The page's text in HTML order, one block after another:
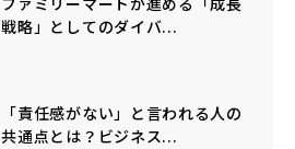
戦略」としてのダイバ...
「責任感がない」と言われる人の
共通点とは？ビジネス...